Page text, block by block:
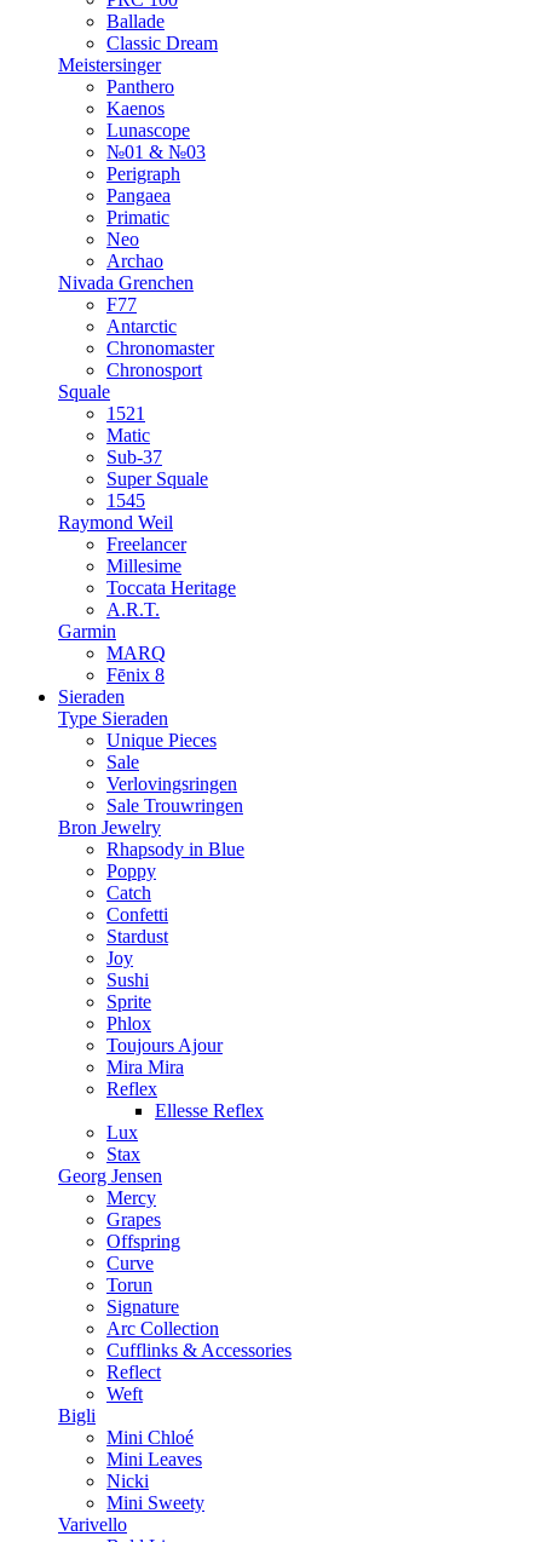
Ballade
Classic Dream
Meistersinger
Panthero
Kaenos
Lunascope
№01 & №03
Perigraph
Pangaea
Primatic
Neo
Archao
Nivada Grenchen
F77
Antarctic
Chronomaster
Chronosport
Squale
1521
Matic
Sub-37
Super Squale
1545
Raymond Weil
Freelancer
Millesime
Toccata Heritage
A.R.T.
Garmin
MARQ
Fēnix 8
Sieraden
Type Sieraden
Unique Pieces
Sale
Verlovingsringen
Sale Trouwringen
Bron Jewelry
Rhapsody in Blue
Poppy
Catch
Confetti
Stardust
Joy
Sushi
Sprite
Phlox
Toujours Ajour
Mira Mira
Reflex
Ellesse Reflex
Lux
Stax
Georg Jensen
Mercy
Grapes
Offspring
Curve
Torun
Signature
Arc Collection
Cufflinks & Accessories
Reflect
Weft
Bigli
Mini Chloé
Mini Leaves
Nicki
Mini Sweety
Varivello